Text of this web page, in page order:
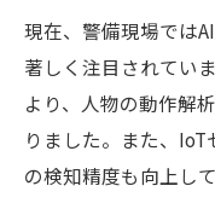
警備現場で
リアルタイム
警備の信
監視
現在、警備現場では
著しく注目されてい
より、人物の動作解
りました。また、
の検知精度も向上して